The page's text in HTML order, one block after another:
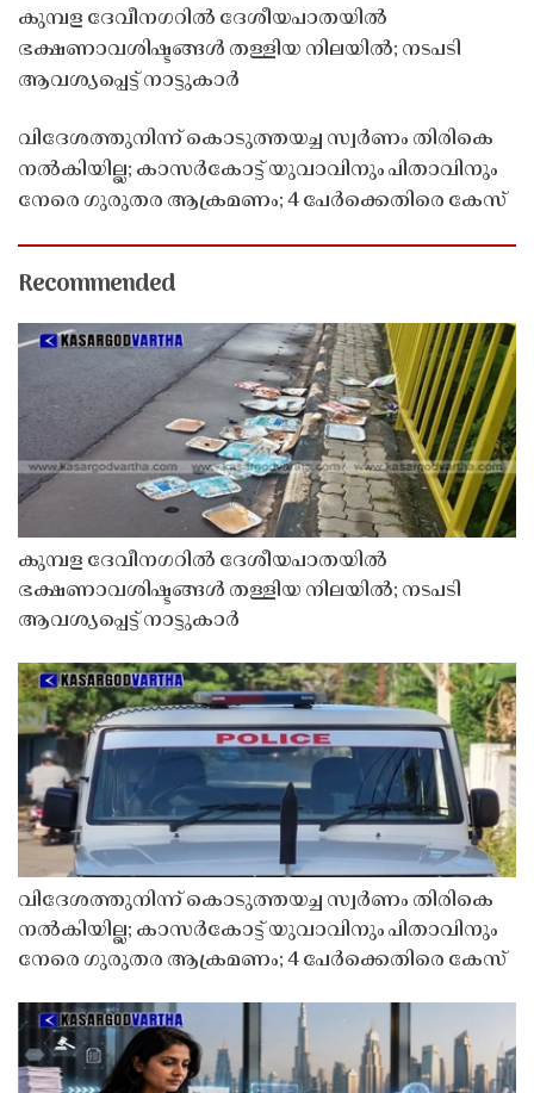
കുമ്പള ദേവീനഗറിൽ ദേശീയപാതയിൽ
ഭക്ഷണാവശിഷ്ടങ്ങൾ തള്ളിയ നിലയിൽ; നടപടി
ആവശ്യപ്പെട്ട് നാട്ടുകാർ
വിദേശത്തുനിന്ന് കൊടുത്തയച്ച സ്വർണം തിരികെ
നൽകിയില്ല; കാസർകോട്ട് യുവാവിനും പിതാവിനും
നേരെ ഗുരുതര ആക്രമണം; 4 പേർക്കെതിരെ കേസ്
Recommended
കുമ്പള ദേവീനഗറിൽ ദേശീയപാതയിൽ
ഭക്ഷണാവശിഷ്ടങ്ങൾ തള്ളിയ നിലയിൽ; നടപടി
ആവശ്യപ്പെട്ട് നാട്ടുകാർ
വിദേശത്തുനിന്ന് കൊടുത്തയച്ച സ്വർണം തിരികെ
നൽകിയില്ല; കാസർകോട്ട് യുവാവിനും പിതാവിനും
നേരെ ഗുരുതര ആക്രമണം; 4 പേർക്കെതിരെ കേസ്